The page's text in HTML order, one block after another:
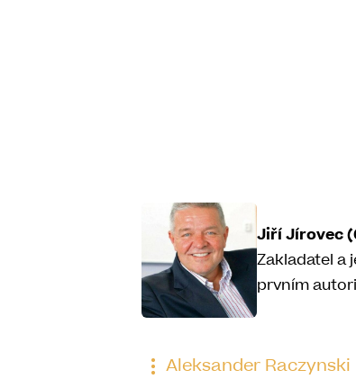
Jiří Jírovec
Zakladatel a
prvním
Aleksander Raczynski